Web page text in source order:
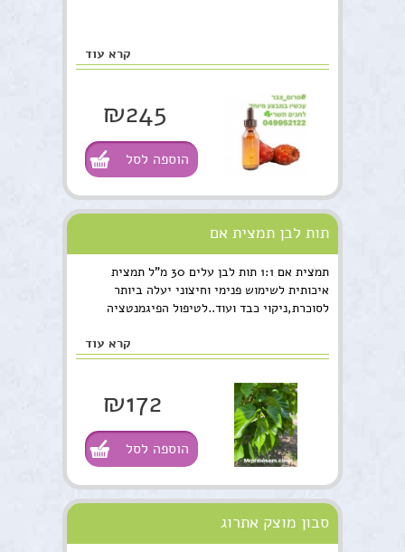
קרא עוד
₪245
הוספה לסל
תות לבן תמצית אם
תמצית אם 1:1 תות לבן עלים 30 מ”ל תמצית
איכותית לשימוש פנימי וחיצוני יעלה ביותר
לסוכרת,ניקוי כבד ועוד..לטיפול הפיגמנטציה
קרא עוד
₪172
הוספה לסל
סבון מוצק אתרוג